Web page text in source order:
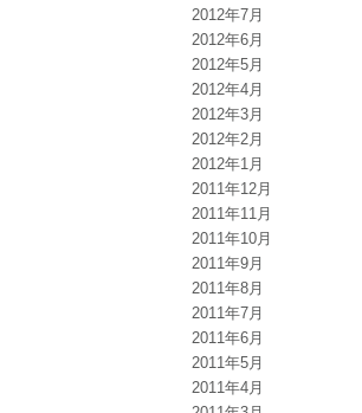
2012年7月
2012年6月
2012年5月
2012年4月
2012年3月
2012年2月
2012年1月
2011年12月
2011年11月
2011年10月
2011年9月
2011年8月
2011年7月
2011年6月
2011年5月
2011年4月